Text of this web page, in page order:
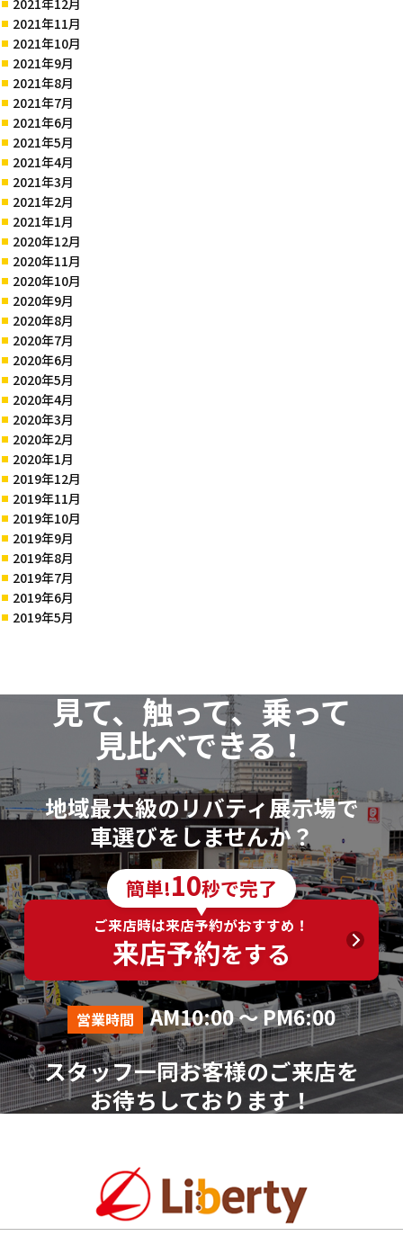
2021年12月
2021年11月
2021年10月
2021年9月
2021年8月
2021年7月
2021年6月
2021年5月
2021年4月
2021年3月
2021年2月
2021年1月
2020年12月
2020年11月
2020年10月
2020年9月
2020年8月
2020年7月
2020年6月
2020年5月
2020年4月
2020年3月
2020年2月
2020年1月
2019年12月
2019年11月
2019年10月
2019年9月
2019年8月
2019年7月
2019年6月
2019年5月
見て、触って、乗って
見比べできる！
地域最大級のリバティ展示場で
車選びをしませんか？
簡単!10秒で完了
ご来店時は来店予約がおすすめ！
来店予約をする
営業時間 AM10:00 ～ PM6:00
スタッフ一同お客様のご来店を
お待ちしております！